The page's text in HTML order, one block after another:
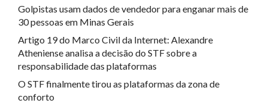
Golpistas usam dados de vendedor para enganar mais de
30 pessoas em Minas Gerais
Artigo 19 do Marco Civil da Internet: Alexandre
Atheniense analisa a decisão do STF sobre a
responsabilidade das plataformas
O STF finalmente tirou as plataformas da zona de
conforto